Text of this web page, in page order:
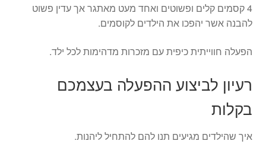
4 קסמים קלים ופשוטים ואחד מעט מאתגר אך עדין פשוט
להבנה אשר יהפכו את הילדים לקוסמים.
הפעלה חווייתית כיפית עם מזכרות מדהימות לכל ילד.
רעיון לביצוע ההפעלה בעצמכם
בקלות
איך שהילדים מגיעים תנו להם להתחיל ליהנות.